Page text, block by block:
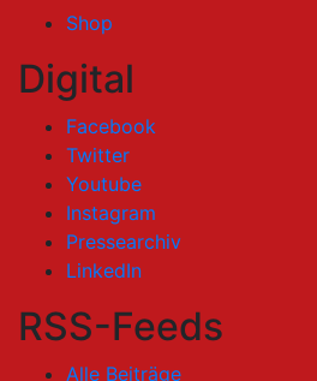
Shop
Digital
Facebook
Twitter
Youtube
Instagram
Pressearchiv
LinkedIn
RSS-Feeds
Alle Beiträge